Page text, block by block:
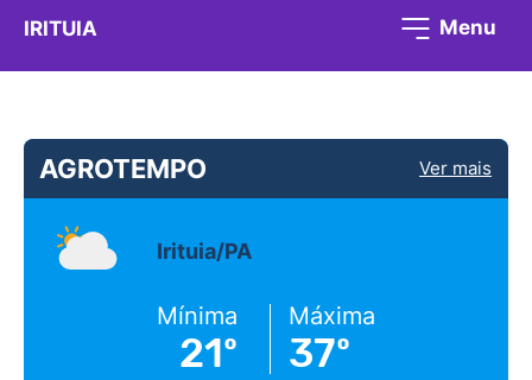
IRITUIA Menu
AGROTEMPO Ver mais
Irituia/PA
Mínima
21º
Máxima
37º